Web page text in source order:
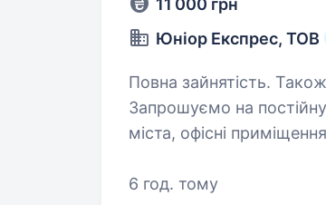
11 000 грн
Юніор Експрес, ТОВ
Повна зайнятість. Також
Запрошуємо на
міста, офісні приміщення. Вимоги: Без шкідливих
6 год. тому